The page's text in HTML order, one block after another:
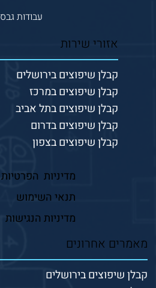
מאמרים אחרונים
קבלן שיפוצים בירושלים
אזורי שירות
קבלן שיפוצים בירושלים
קבלן שיפוצים במרכז
קבלן שיפוצים בתל אביב
קבלן שיפוצים בדרום
קבלן שיפוצים בצפון
מדיניות הפרטיות
תנאי השימוש
מדיניות הנגישות
עבודות גבס